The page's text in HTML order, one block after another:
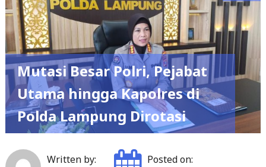
Mutasi Besar Polri, Pejabat
Utama hingga Kapolres di
Polda Lampung Dirotasi
Written by:
Posted on: